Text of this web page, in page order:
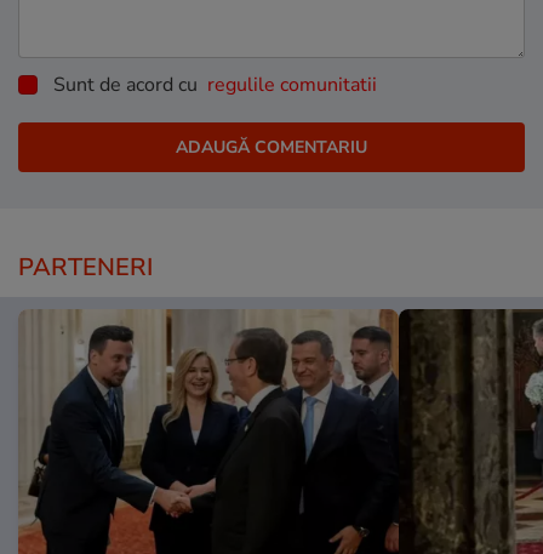
Sunt de acord cu regulile comunitatii
PARTENERI